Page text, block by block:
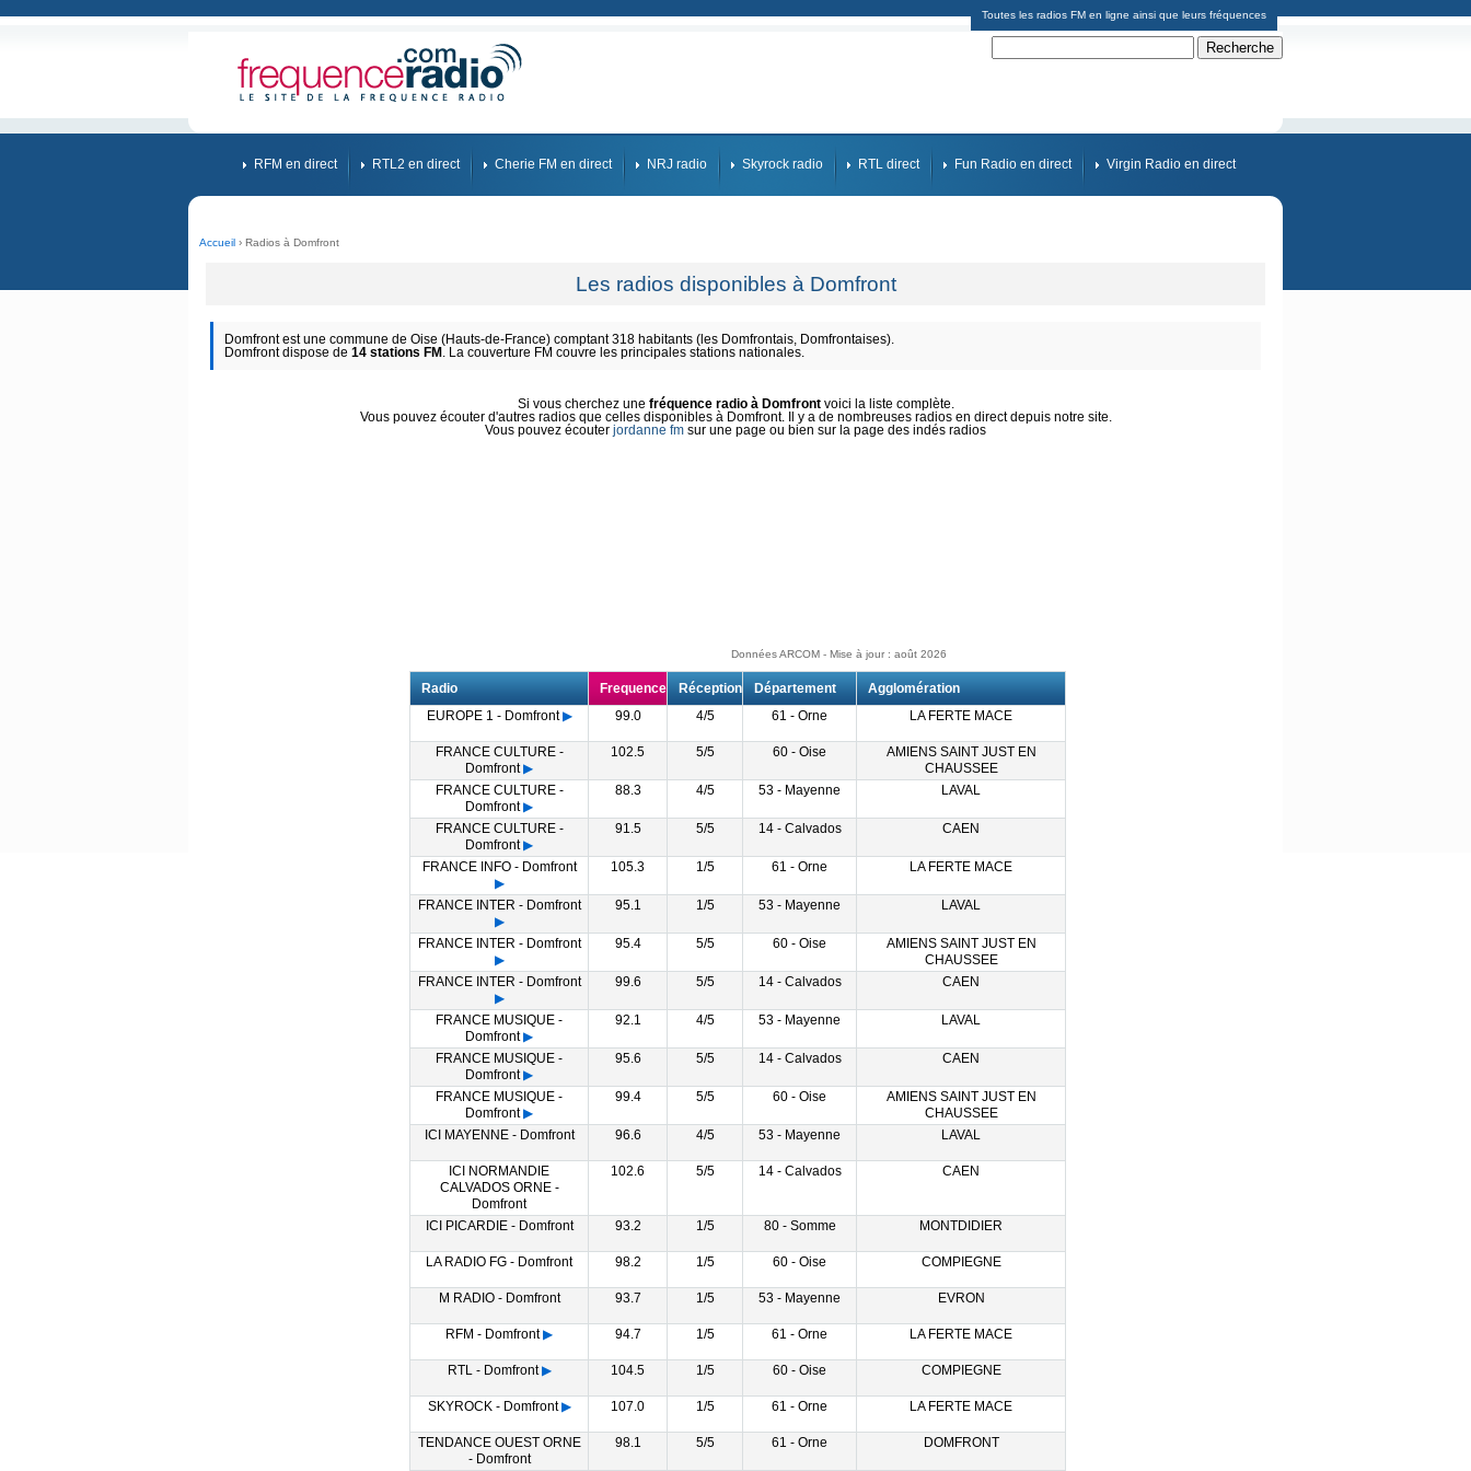
Toutes les radios FM en ligne ainsi que leurs fréquences
RFM en direct RTL2 en direct Cherie FM en direct NRJ radio Skyrock radio RTL direct Fun Radio en direct Virgin Radio en direct
Accueil › Radios à Domfront
Les radios disponibles à Domfront
Domfront est une commune de Oise (Hauts-de-France) comptant 318 habitants (les Domfrontais, Domfrontaises).
Domfront dispose de 14 stations FM . La couverture FM couvre les principales stations nationales.
Si vous cherchez une fréquence radio à Domfrontvoici la liste complète.
Vous pouvez écouter d'autres radios que celles disponibles à Domfront. Il y a de nombreuses radios en direct depuis notre site.
Vous pouvez écouter jordanne fm sur une page ou bien sur la page des indés radios
Données ARCOM - Mise à jour : août 2026
Radio Frequence Réception Département
Agglomération
EUROPE 1 - Domfront ▶ 99.0 4/5 61 - Orne LA FERTE MACE
FRANCE CULTURE -
Domfront ▶
102.5 5/5 60 - Oise
AMIENS SAINT JUST EN
CHAUSSEE
FRANCE CULTURE -
Domfront ▶
88.3 4/5 53 - Mayenne LAVAL
FRANCE CULTURE -
Domfront ▶
91.5 5/5 14 - Calvados CAEN
FRANCE INFO - Domfront
▶
105.3 1/5 61 - Orne LA FERTE MACE
FRANCE INTER - Domfront
▶
95.1 1/5 53 - Mayenne LAVAL
FRANCE INTER - Domfront
▶
95.4 5/5 60 - Oise
AMIENS SAINT JUST EN
CHAUSSEE
FRANCE INTER - Domfront
▶
99.6 5/5 14 - Calvados CAEN
FRANCE MUSIQUE -
Domfront ▶
92.1 4/5 53 - Mayenne LAVAL
FRANCE MUSIQUE -
Domfront ▶
95.6 5/5 14 - Calvados CAEN
FRANCE MUSIQUE -
Domfront ▶
99.4 5/5 60 - Oise
AMIENS SAINT JUST EN
CHAUSSEE
ICI MAYENNE - Domfront
96.6 4/5 53 - Mayenne LAVAL
ICI NORMANDIE
CALVADOS ORNE -
Domfront
102.6 5/5 14 - Calvados CAEN
ICI PICARDIE - Domfront 93.2 1/5 80 - Somme MONTDIDIER
LA RADIO FG - Domfront 98.2 1/5 60 - Oise COMPIEGNE
M RADIO - Domfront 93.7 1/5 53 - Mayenne EVRON
RFM - Domfront ▶ 94.7 1/5 61 - Orne LA FERTE MACE
RTL - Domfront ▶ 104.5 1/5 60 - Oise COMPIEGNE
SKYROCK - Domfront ▶ 107.0 1/5 61 - Orne LA FERTE MACE
TENDANCE OUEST ORNE
- Domfront
98.1 5/5 61 - Orne DOMFRONT